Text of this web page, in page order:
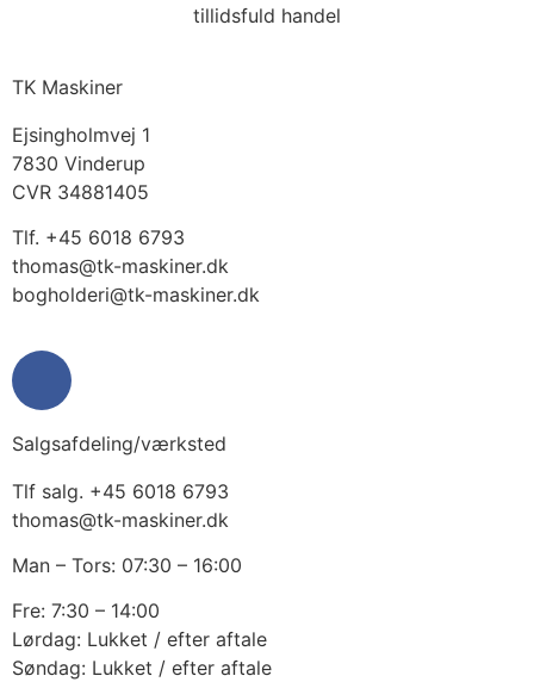
tillidsfuld handel
TK Maskiner
Ejsingholmvej 1
7830 Vinderup
CVR 34881405
​Tlf. +45 6018 6793
thomas@tk-maskiner.dk
bogholderi@tk-maskiner.dk
Salgsafdeling/værksted
Tlf salg. +45 6018 6793
thomas@tk-maskiner.dk
Man – Tors: 07:30 – 16:00
Fre: 7:30 – 14:00
Lørdag: Lukket / efter aftale
Søndag: Lukket / efter aftale